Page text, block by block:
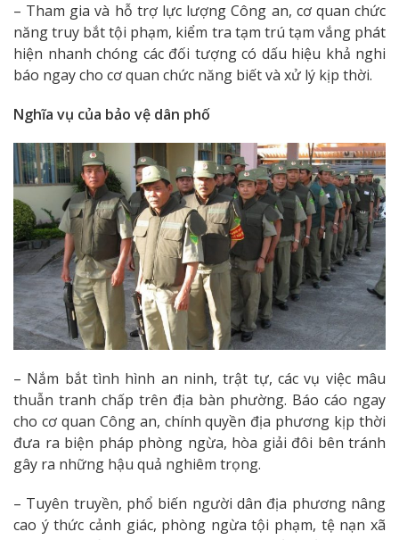
– Tham gia và hỗ trợ lực lượng Công an, cơ quan chức
năng truy bắt tội phạm, kiểm tra tạm trú tạm vắng phát
hiện nhanh chóng các đối tượng có dấu hiệu khả nghi
báo ngay cho cơ quan chức năng biết và xử lý kịp thời.
Nghĩa vụ của bảo vệ dân phố
– Nắm bắt tình hình an ninh, trật tự, các vụ việc mâu
thuẫn tranh chấp trên địa bàn phường. Báo cáo ngay
cho cơ quan Công an, chính quyền địa phương kịp thời
đưa ra biện pháp phòng ngừa, hòa giải đôi bên tránh
gây ra những hậu quả nghiêm trọng.
– Tuyên truyền, phổ biến người dân địa phương nâng
cao ý thức cảnh giác, phòng ngừa tội phạm, tệ nạn xã